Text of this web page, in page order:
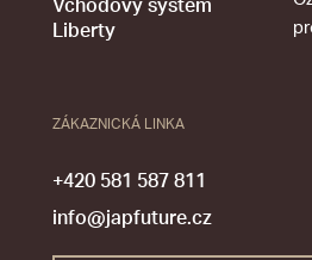
Vchodový systém
Liberty
ZÁKAZNICKÁ LINKA
+420 581 587 811
info@japfuture.cz